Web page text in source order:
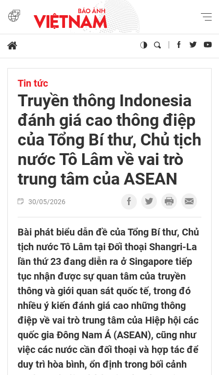
Tin tức
Truyền thông Indonesia
đánh giá cao thông điệp
của Tổng Bí thư, Chủ tịch
nước Tô Lâm về vai trò
trung tâm của ASEAN
30/05/2026
Bài phát biểu dẫn đề của Tổng Bí thư, Chủ
tịch nước Tô Lâm tại Đối thoại Shangri-La
lần thứ 23 đang diễn ra ở Singapore tiếp
tục nhận được sự quan tâm của truyền
thông và giới quan sát quốc tế, trong đó
nhiều ý kiến đánh giá cao những thông
điệp về vai trò trung tâm của Hiệp hội các
quốc gia Đông Nam Á (ASEAN), cũng như
việc các nước cần đối thoại và hợp tác để
duy trì hòa bình, ổn định trong bối cảnh